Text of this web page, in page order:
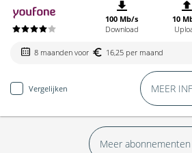
100 Mb/s
Download
10
8 maanden voor 16,25 per maand
Vergelijken MEER
Meer abonnementen